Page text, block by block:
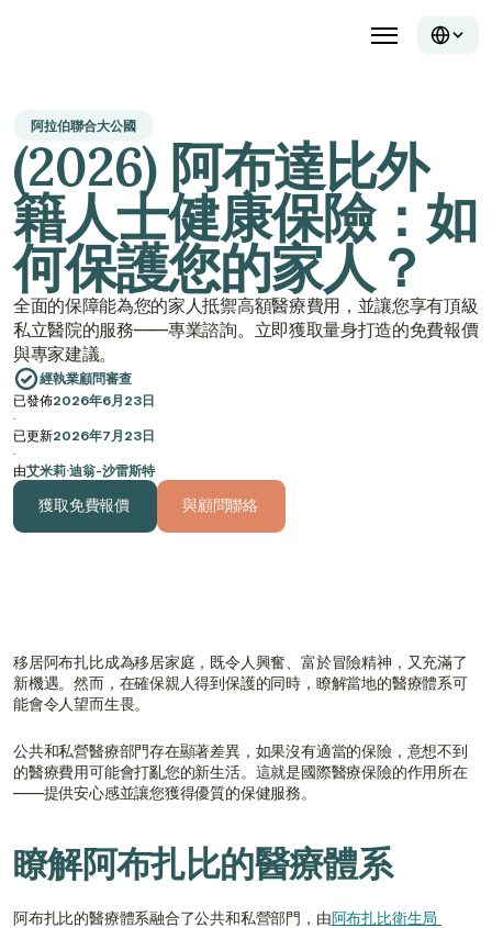
阿拉伯聯合大公國
(2026) 阿布達比外
籍人士健康保險：如
何保護您的家人？
全面的保障能為您的家人抵禦高額醫療費用，並讓您享有頂級
私立醫院的服務——專業諮詢。立即獲取量身打造的免費報價
與專家建議。
經執業顧問審查
已發佈2026年6月23日
·
已更新2026年7月23日
·
由艾米莉·迪翁-沙雷斯特
獲取免費報價 與顧問聯絡
移居阿布扎比成為移居家庭，既令人興奮、富於冒險精神，又充滿了
新機遇。然而，在確保親人得到保護的同時，瞭解當地的醫療體系可
能會令人望而生畏。
公共和私營醫療部門存在顯著差異，如果沒有適當的保險，意想不到
的醫療費用可能會打亂您的新生活。這就是國際醫療保險的作用所在
——提供安心感並讓您獲得優質的保健服務。
瞭解阿布扎比的醫療體系
阿布扎比的醫療體系融合了公共和私營部門，由阿布扎比衛生局